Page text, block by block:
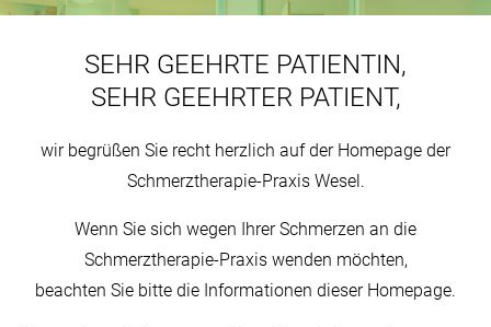
SEHR GEEHRTE PATIENTIN,
SEHR GEEHRTER PATIENT,
wir begrüßen Sie recht herzlich auf der Homepage der
Schmerztherapie-Praxis Wesel.
Wenn Sie sich wegen Ihrer Schmerzen an die
Schmerztherapie-Praxis wenden möchten,
beachten Sie bitte die Informationen dieser Homepage.